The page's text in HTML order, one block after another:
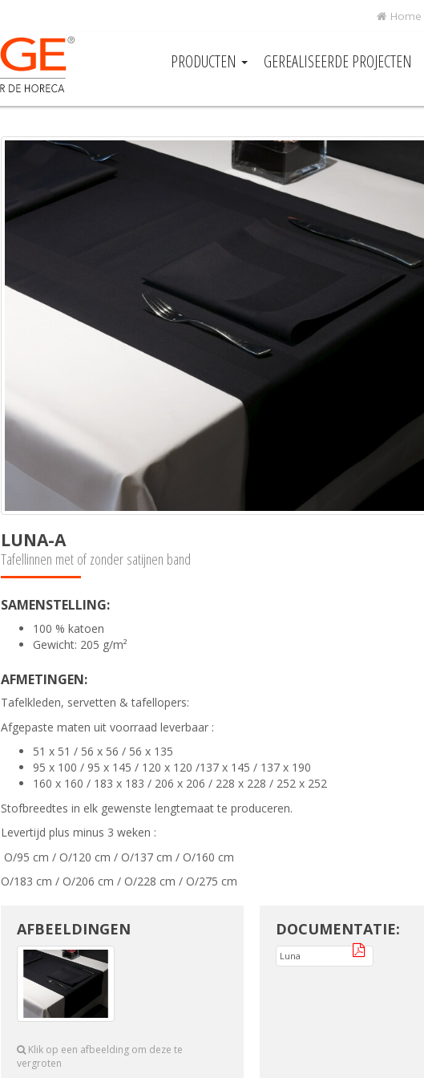
Home
PRODUCTEN GEREALISEERDE PROJECTEN
LUNA-A
Tafellinnen met of zonder satijnen band
SAMENSTELLING:
100 % katoen
Gewicht: 205 g/m²
AFMETINGEN:
Tafelkleden, servetten & tafellopers:
Afgepaste maten uit voorraad leverbaar :
51 x 51 / 56 x 56 / 56 x 135
95 x 100 / 95 x 145 / 120 x 120 /137 x 145 / 137 x 190
160 x 160 / 183 x 183 / 206 x 206 / 228 x 228 / 252 x 252
Stofbreedtes in elk gewenste lengtemaat te produceren.
Levertijd plus minus 3 weken :
O/95 cm / O/120 cm / O/137 cm / O/160 cm
O/183 cm / O/206 cm / O/228 cm / O/275 cm
AFBEELDINGEN
Klik op een afbeelding om deze te
vergroten
DOCUMENTATIE:
Luna